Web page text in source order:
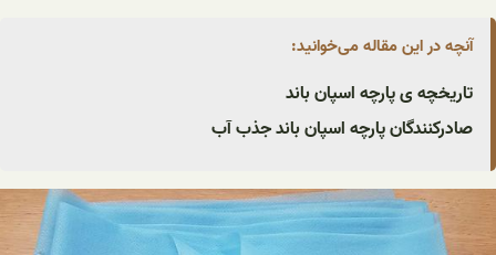
آنچه در این مقاله می‌خوانید:
تاریخچه ی پارچه اسپان باند
صادرکنندگان پارچه اسپان باند جذب آب